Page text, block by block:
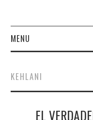
MENU
FINANCE
NEWS
KEHLANI
EL